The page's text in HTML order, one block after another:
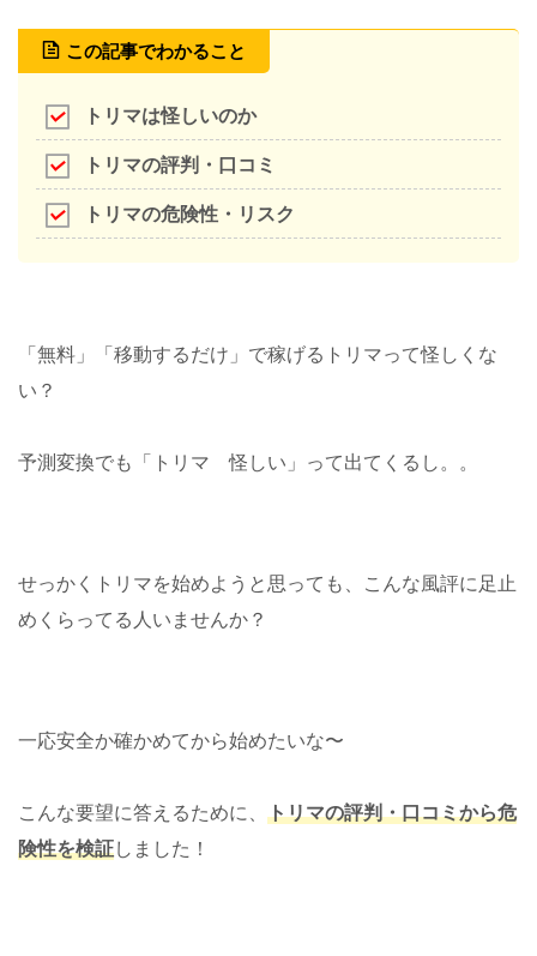
この記事でわかること
トリマは怪しいのか
トリマの評判・口コミ
トリマの危険性・リスク
「無料」「移動するだけ」で稼げるトリマって怪しくな
い？
予測変換でも「トリマ 怪しい」って出てくるし。。
せっかくトリマを始めようと思っても、こんな風評に足止
めくらってる人いませんか？
一応安全か確かめてから始めたいな〜
こんな要望に答えるために、 トリマの評判・口コミから危
険性を検証しました！